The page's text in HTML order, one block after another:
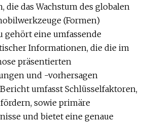
die das Wachstum des globalen
(Formen)
gehört eine umfassende
Informationen, die die im
präsentierten
und -vorhersagen
umfasst Schlüsselfaktoren,
sowie primäre
und bietet eine genaue